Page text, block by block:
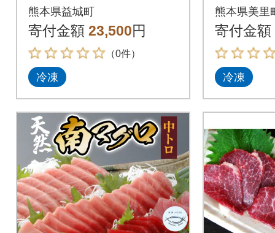
熊本県益城町
寄付金額 23,500円
（0件）
冷凍
トロ
熊本県美里
寄付金額
冷凍